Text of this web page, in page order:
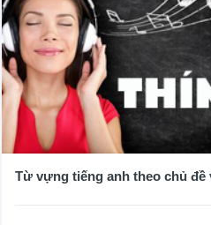
Từ vựng tiếng anh theo chủ đề